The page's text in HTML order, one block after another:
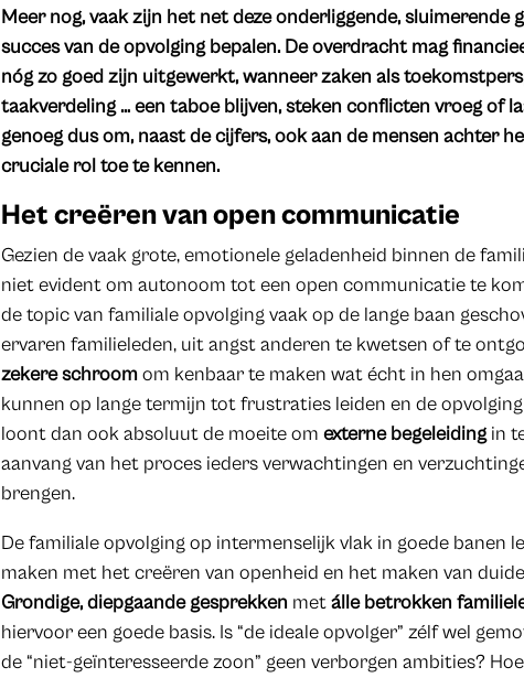
Meer nog, vaak zijn het net deze onderliggende, sluimerende
succes van de opvolging bepalen. De overdracht mag
nóg zo goed zijn uitgewerkt, wanneer zaken als
taakverdeling … een taboe blijven, steken conflicten vroeg of
genoeg dus om, naast de cijfers, ook aan de mensen achter
cruciale rol toe te kennen.
Het creëren van open communicatie
Gezien de vaak grote, emotionele geladenheid binnen de
niet evident om autonoom tot een open communicatie te
de topic van familiale opvolging vaak op de lange baan
ervaren familieleden, uit angst anderen te kwetsen of te
zekere schroomom kenbaar te maken wat écht in hen
kunnen op lange termijn tot frustraties leiden en de
loont dan ook absoluut de moeite omexterne begeleidingin
aanvang van het proces ieders verwachtingen en
brengen.
De familiale opvolging op intermenselijk vlak in goede banen
maken met het creëren van openheid en het maken van
Grondige, diepgaande gesprekken metálle betrokken
hiervoor een goede basis. Is “de ideale opvolger” zélf wel
de “niet-geïnteresseerde zoon” geen verborgen ambities?